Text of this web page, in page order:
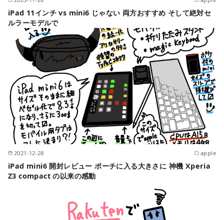
iPad 11インチ vs mini6 じゃない 両方おすすめ そして絶対セ
ルラーモデルで
2021-12-28 apple
iPad mini6 開封レビュー ポーチに入る大きさに 神機 Xperia
Z3 compact の以来の感動